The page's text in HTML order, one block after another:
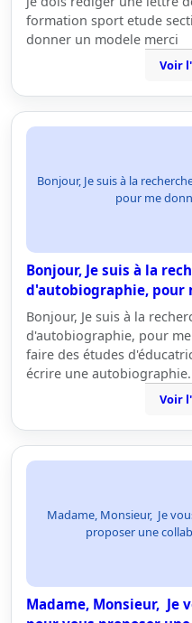
formation sport etude
donner un modele merci
Voir
Bonjour, Je suis à la
pour me
Bonjour, Je suis à la
d'autobiographie, pour
Bonjour, Je suis à la
d'autobiographie, pour
faire des études
écrire une
Voir
Madame, Monsieur, Je
proposer une
Madame, Monsieur, Je